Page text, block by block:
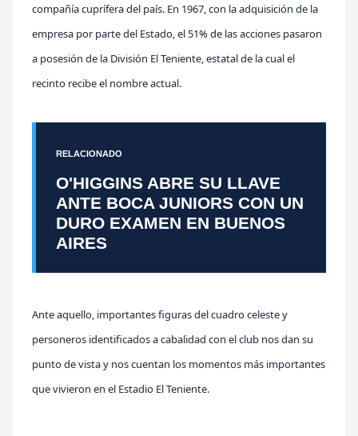
compañía cuprífera del país. En 1967, con la adquisición de la
empresa por parte del Estado, el 51% de las acciones pasaron
a posesión de la División El Teniente, estatal de la cual el
recinto recibe el nombre actual.
RELACIONADO
O'HIGGINS ABRE SU LLAVE
ANTE BOCA JUNIORS CON UN
DURO EXAMEN EN BUENOS
AIRES
Ante aquello, importantes figuras del cuadro celeste y
personeros identificados a cabalidad con el club nos dan su
punto de vista y nos cuentan los momentos más importantes
que vivieron en el Estadio El Teniente.